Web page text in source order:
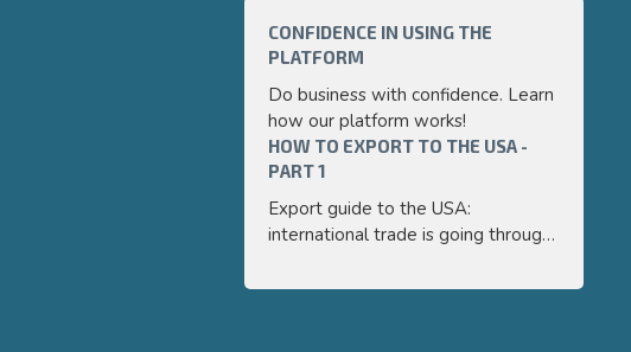
CONFIDENCE IN USING THE
PLATFORM
Do business with confidence. Learn
how our platform works!
HOW TO EXPORT TO THE USA -
PART 1
Export guide to the USA:
international trade is going through
guide we will cover, in a simplified
guide